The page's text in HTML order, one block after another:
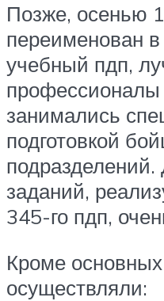
Позже, осенью
переименован
учебный пдп,
профессионалы
занимались
подготовкой
заданий,
345-го пдп,
Кроме
осуществляли: